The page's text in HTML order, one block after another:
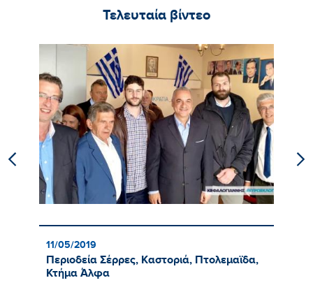
Τελευταία βίντεο
11/05/2019
Περιοδεία Σέρρες, Καστοριά, Πτολεμαϊδα,
Κτήμα Άλφα